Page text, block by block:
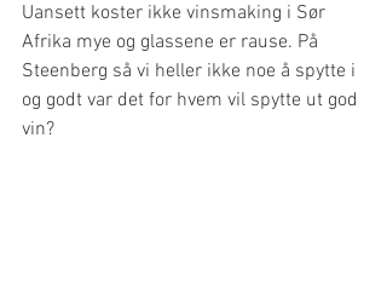
Uansett koster ikke vinsmaking i Sør
Afrika mye og glassene er rause. På
Steenberg så vi heller ikke noe å spytte i
og godt var det for hvem vil spytte ut god
vin?